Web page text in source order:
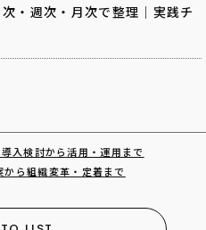
・週次・月次で整理｜実践チ
入検討から活用・運用まで
ら組織変革・定着まで